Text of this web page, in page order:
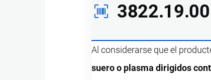
Al considerarse que el
suero o plasma dirigidos